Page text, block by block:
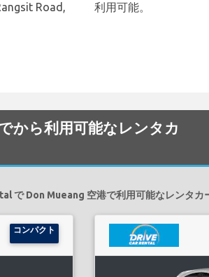
Road,
利用可能。
から利用可能なレンタカ
で Don Mueang 空港で利用可能なレンタカ
コンパクト